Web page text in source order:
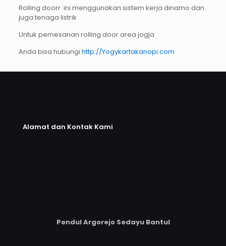
Rolling doorr ini menggunakan sistem kerja dinamo dan
juga tenaga listrik
Untuk pemesanan rolling door area jogja
Anda bisa hubungi http://Yogykartakanopi.com
Alamat dan Kontak Kami
Pendul Argorejo Sedayu Bantul